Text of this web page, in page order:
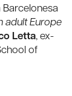
adult Europe
Letta, ex-
of